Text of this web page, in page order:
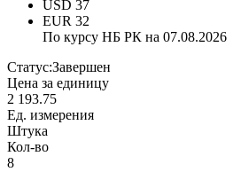
USD 37
EUR 32
По курсу НБ РК на 07.08.2026
Статус:Завершен
Цена за единицу
2 193.75
Ед. измерения
Штука
Кол-во
8